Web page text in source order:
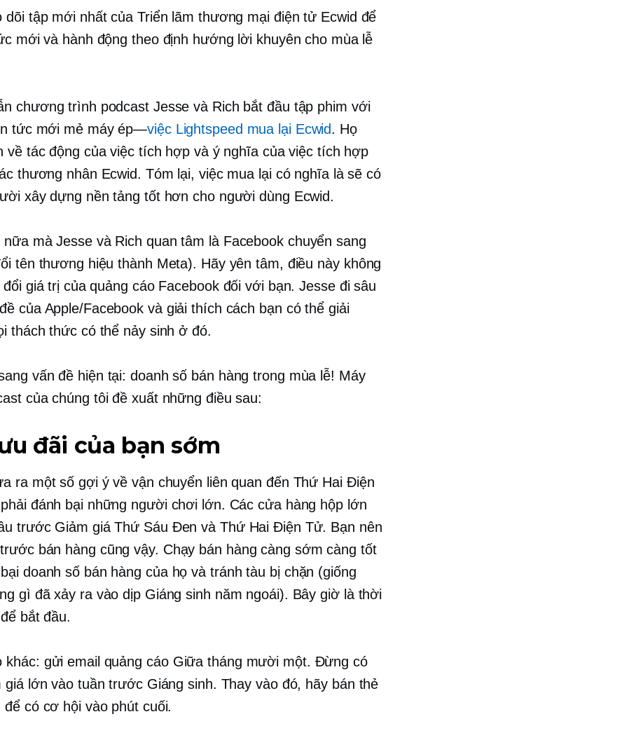
dõi tập mới nhất của Triển lãm thương mại điện tử Ecwid để
mới và hành động theo định hướng lời khuyên cho mùa lễ
chương trình podcast Jesse và Rich bắt đầu tập phim với
tức mới mẻ máy ép—việc Lightspeed mua lại Ecwid. Họ
về tác động của việc tích hợp và ý nghĩa của việc tích hợp
thương nhân Ecwid. Tóm lại, việc mua lại có nghĩa là sẽ có
xây dựng nền tảng tốt hơn cho người dùng Ecwid.
nữa mà Jesse và Rich quan tâm là Facebook chuyển sang
tên thương hiệu thành Meta). Hãy yên tâm, điều này không
giá trị của quảng cáo Facebook đối với bạn. Jesse đi sâu
của Apple/Facebook và giải thích cách bạn có thể giải
thách thức có thể nảy sinh ở đó.
vấn đề hiện tại: doanh số bán hàng trong mùa lễ! Máy
của chúng tôi đề xuất những điều sau:
đãi của bạn sớm
ra một số gợi ý về vận chuyển liên quan đến Thứ Hai Điện
đánh bại những người chơi lớn. Các cửa hàng hộp lớn
trướcGiảm giá Thứ Sáu Đen và Thứ Hai Điện Tử. Bạn nên
trướcbán hàng cũng vậy. Chạy bán hàng càng sớm càng tốt
doanh số bán hàng của họ và tránhtàu bị chặn (giống
gì đã xảy ra vào dịp Giáng sinh năm ngoái). Bây giờ là thời
bắt đầu.
khác: gửi email quảng cáo Giữa tháng mười một. Đừng có
giá lớn vào tuần trước Giáng sinh. Thay vào đó, hãy bán thẻ
để có cơ hội vào phút cuối.